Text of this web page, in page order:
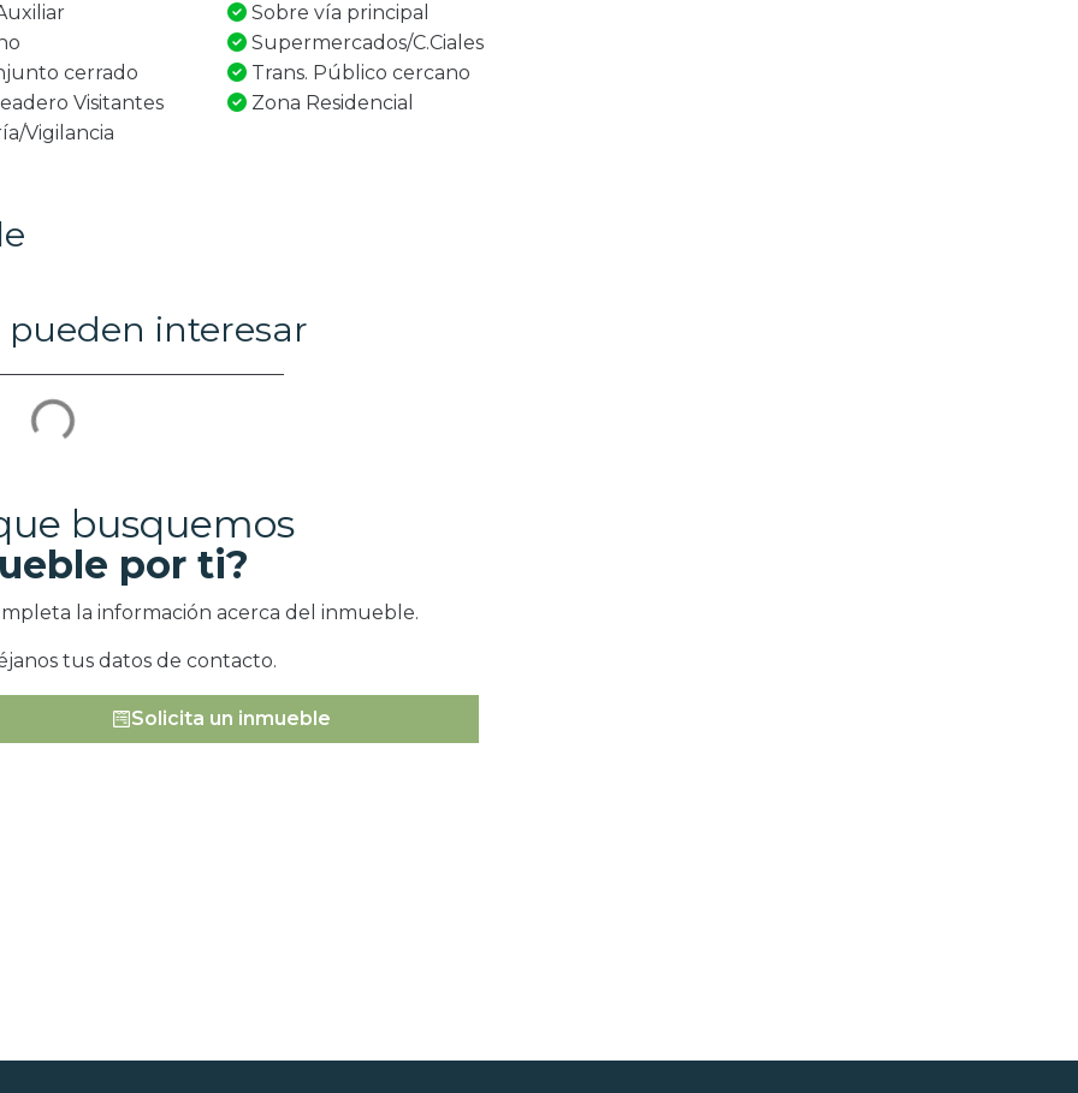
cerrado
Visitantes
Vigilancia
Sobre vía principal
Supermercados/C.Ciales
Trans. Público cercano
Zona Residencial
interesar
busquemos
por ti?
la información acerca del inmueble.
tus datos de contacto.
Solicita un inmueble